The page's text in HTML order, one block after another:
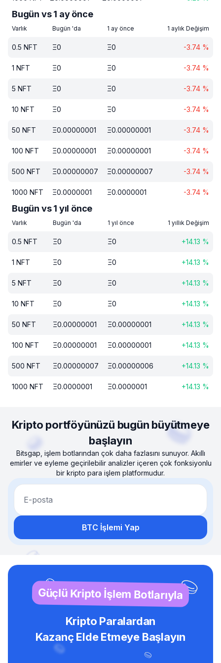
Bugün vs 1 ay önce
Varlık Bugün 'da 1 ay önce 1 aylık Değişim
0.5 NFT Ξ0 Ξ0 -3.74 %
1 NFT Ξ0 Ξ0 -3.74 %
5 NFT Ξ0 Ξ0 -3.74 %
10 NFT Ξ0 Ξ0 -3.74 %
50 NFT Ξ0.00000001 Ξ0.00000001 -3.74 %
100 NFT Ξ0.00000001 Ξ0.00000001 -3.74 %
500 NFT Ξ0.00000007 Ξ0.00000007 -3.74 %
1000 NFT Ξ0.0000001 Ξ0.0000001 -3.74 %
Bugün vs 1 yıl önce
Varlık Bugün 'da 1 yıl önce 1 yıllık Değişim
0.5 NFT Ξ0 Ξ0 +14.13 %
1 NFT Ξ0 Ξ0 +14.13 %
5 NFT Ξ0 Ξ0 +14.13 %
10 NFT Ξ0 Ξ0 +14.13 %
50 NFT Ξ0.00000001 Ξ0.00000001 +14.13 %
100 NFT Ξ0.00000001 Ξ0.00000001 +14.13 %
500 NFT Ξ0.00000007 Ξ0.00000006 +14.13 %
1000 NFT Ξ0.0000001 Ξ0.0000001 +14.13 %
Kripto portföyünüzü bugün büyütmeye
başlayın
Bitsgap, işlem botlarından çok daha fazlasını sunuyor. Akıllı
emirler ve eyleme geçirilebilir analizler içeren çok fonksiyonlu
bir kripto para işlem platformudur.
E-posta
BTC İşlemi Yap
Güçlü Kripto İşlem Botlarıyla
Kripto Paralardan
Kazanç Elde Etmeye Başlayın